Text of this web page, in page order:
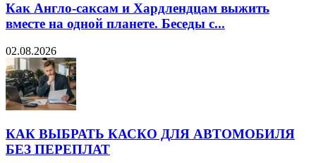
Как Англо-саксам и Хардлендцам выжить
вместе на одной планете. Беседы с...
02.08.2026
КАК ВЫБРАТЬ КАСКО ДЛЯ АВТОМОБИЛЯ
БЕЗ ПЕРЕПЛАТ